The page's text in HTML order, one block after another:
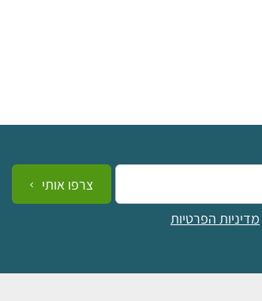
מדיניות הפרטיות
צרפו אותי